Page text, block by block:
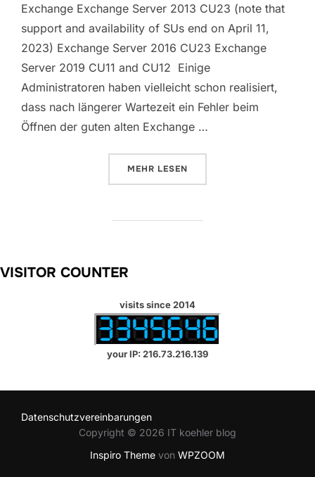
Exchange Exchange Server 2013 CU23 (note that
support and availability of SUs end on April 11,
2023) Exchange Server 2016 CU23 Exchange
Server 2019 CU11 and CU12 Einige
Administratoren haben vielleicht schon realisiert,
dass nach längerer Wartezeit ein Fehler beim
Öffnen der guten alten Exchange …
MEHR ÜBER „EXCHANGE TOOLBOX
LESEN
VISITOR COUNTER
visits since 2014
your IP: 216.73.216.139
Datenschutzvereinbarungen
Copyright © 2026 IT koehler blog
Inspiro Theme von WPZOOM